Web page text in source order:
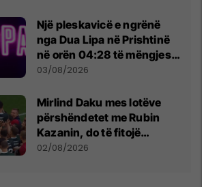
Një pleskavicë e ngrënë
nga Dua Lipa në Prishtinë
në orën 04:28 të mëngjesit
- dhe bota digjitale serbe
03/08/2026
Mirlind Daku mes lotëve
përshëndetet me Rubin
Kazanin, do të fitojë
miliona te Spartak Moska
02/08/2026